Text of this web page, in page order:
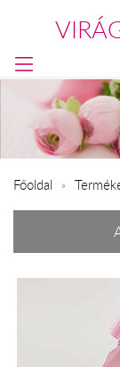
Főoldal